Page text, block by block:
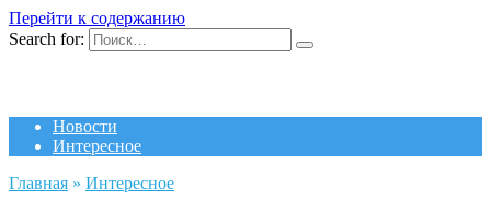
Перейти к содержанию
Search for:
Новости
Интересное
Главная » Интересное